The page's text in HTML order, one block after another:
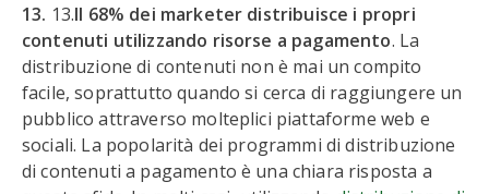
13. 13.Il 68% dei marketer distribuisce i propri
contenuti utilizzando risorse a pagamento. La
distribuzione di contenuti non è mai un compito
facile, soprattutto quando si cerca di raggiungere un
pubblico attraverso molteplici piattaforme web e
sociali. La popolarità dei programmi di distribuzione
di contenuti a pagamento è una chiara risposta a